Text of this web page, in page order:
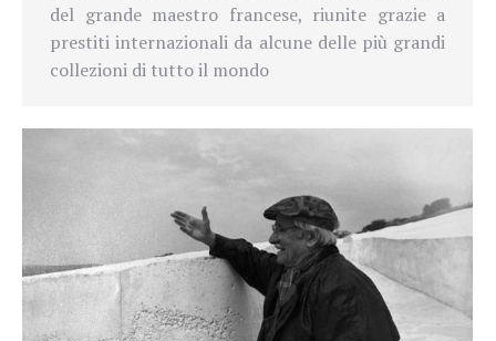
del grande maestro francese, riunite grazie a
prestiti internazionali da alcune delle più grandi
collezioni di tutto il mondo